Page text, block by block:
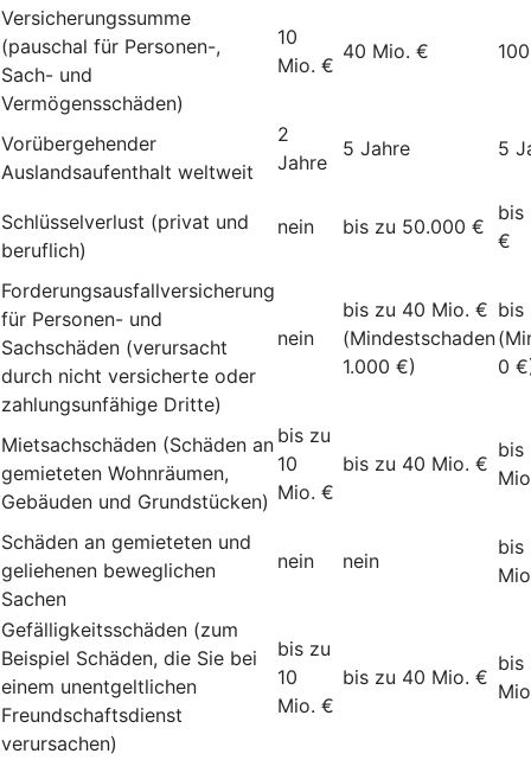
Versicherungssumme
(pauschal für Personen-,
Sach- und
Vermögensschäden)
10
Mio. €
40 Mio. €
Vorübergehender
Auslandsaufenthalt weltweit
2
Jahre
5 Jahre 5
Schlüsselverlust (privat und
beruflich)
nein bis zu 50.000 €
bis
€
Forderungsausfallversicherung
für Personen- und
Sachschäden (verursacht
durch nicht versicherte oder
zahlungsunfähige Dritte)
nein
bis zu 40 Mio. €
(Mindestschaden
1.000 €)
bis
0
Mietsachschäden (Schäden an
gemieteten Wohnräumen,
Gebäuden und Grundstücken)
bis zu
10
Mio. €
bis zu 40 Mio. €
bis
Schäden an gemieteten und
geliehenen beweglichen
Sachen
nein nein
bis
Gefälligkeitsschäden (zum
Beispiel Schäden, die Sie bei
einem unentgeltlichen
Freundschaftsdienst
verursachen)
bis zu
10
Mio. €
bis zu 40 Mio. €
bis